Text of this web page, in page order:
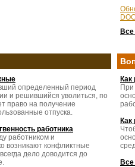
Все
определенный период
и решившийся уволиться, по
право на получение
отпуска.
работника
работником и
возникают конфликтные
дело доводится до
Как
При
Как